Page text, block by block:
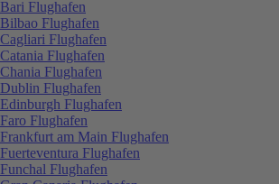
Bari Flughafen
Bilbao Flughafen
Cagliari Flughafen
Catania Flughafen
Chania Flughafen
Dublin Flughafen
Edinburgh Flughafen
Faro Flughafen
Frankfurt am Main Flughafen
Fuerteventura Flughafen
Funchal Flughafen